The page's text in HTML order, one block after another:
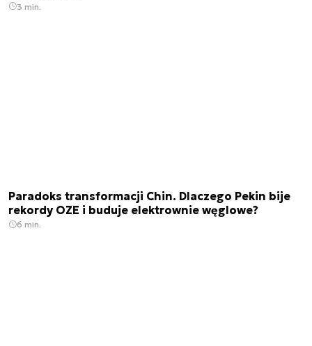
3 min.
Paradoks transformacji Chin. Dlaczego Pekin bije
rekordy OZE i buduje elektrownie węglowe?
6 min.